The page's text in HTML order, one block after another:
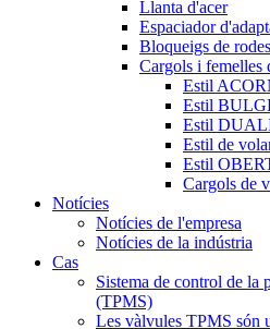
Llanta d'acer
Espaciador
Bloqueigs de rodes
Cargols i femelles
Estil
Estil
Estil
Estil de
Estil
Cargols de
Notícies
Notícies de l'empresa
Notícies de la indústria
Cas
Sistema de control de la
(TPMS)
Les vàlvules TPMS són